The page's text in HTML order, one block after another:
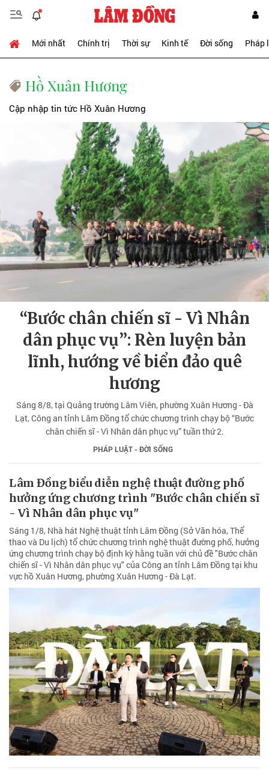
Mới nhất Chính trị Thời sự Kinh tế Đời sống Pháp
Hồ Xuân Hương
Cập nhập tin tức Hồ Xuân Hương
“Bước chân chiến sĩ - Vì Nhân
dân phục vụ”: Rèn luyện bản
lĩnh, hướng về biển đảo quê
hương
Sáng 8/8, tại Quảng trường Lâm Viên, phường Xuân Hương - Đà
Lạt, Công an tỉnh Lâm Đồng tổ chức chương trình chạy bộ “Bước
chân chiến sĩ - Vì Nhân dân phục vụ” tuần thứ 2.
PHÁP LUẬT - ĐỜI SỐNG
Lâm Đồng biểu diễn nghệ thuật đường phố
hưởng ứng chương trình "Bước chân chiến sĩ
- Vì Nhân dân phục vụ"
Sáng 1/8, Nhà hát Nghệ thuật tỉnh Lâm Đồng (Sở Văn hóa, Thể
thao và Du lịch) tổ chức chương trình nghệ thuật đường phố, hưởng
ứng chương trình chạy bộ định kỳ hằng tuần với chủ đề "Bước chân
chiến sĩ - Vì Nhân dân phục vụ" của Công an tỉnh Lâm Đồng tại khu
vực hồ Xuân Hương, phường Xuân Hương - Đà Lạt.